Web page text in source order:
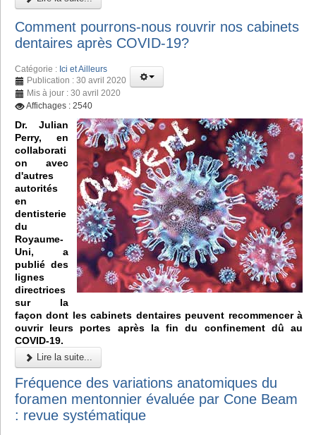
Comment pourrons-nous rouvrir nos cabinets
dentaires après COVID-19?
Catégorie : Ici et Ailleurs
Publication : 30 avril 2020
Mis à jour : 30 avril 2020
Affichages : 2540
Dr. Julian
Perry, en
collaborati
on avec
d'autres
autorités
en
dentisterie
du
Royaume-
Uni, a
publié des
lignes
directrices
sur la
façon dont les cabinets dentaires peuvent recommencer à
ouvrir leurs portes après la fin du confinement dû au
COVID-19.
Lire la suite...
Fréquence des variations anatomiques du
foramen mentonnier évaluée par Cone Beam
: revue systématique